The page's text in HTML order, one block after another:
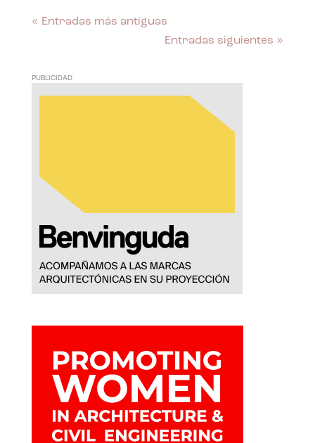
« Entradas más antiguas
Entradas siguientes »
PUBLICIDAD